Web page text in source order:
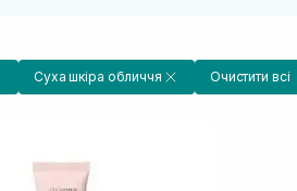
Суха шкіра обличчя Очистити всі